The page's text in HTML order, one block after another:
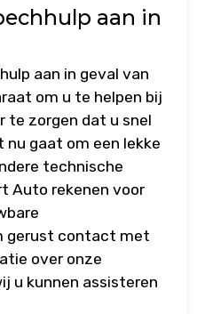
aan in
aan in geval van
om u te helpen bij
te zorgen dat u snel
nu gaat om een lekke
technische
Auto rekenen voor
gerust contact met
over onze
u kunnen assisteren